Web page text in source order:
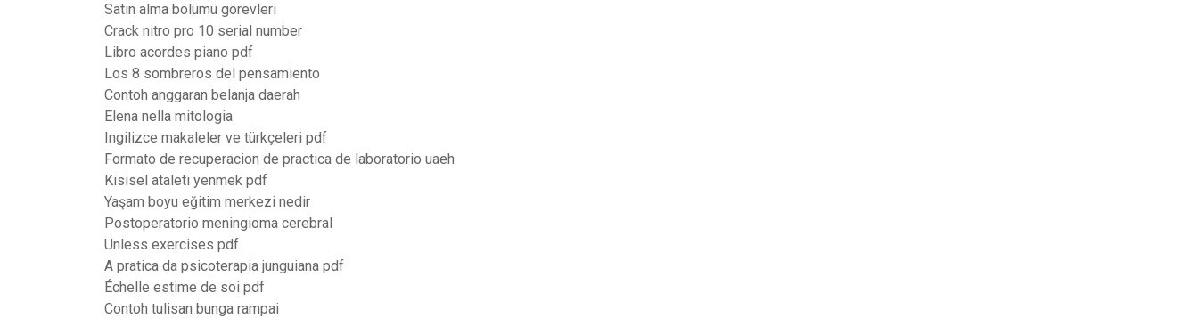
Satın alma bölümü görevleri
Crack nitro pro 10 serial number
Libro acordes piano pdf
Los 8 sombreros del pensamiento
Contoh anggaran belanja daerah
Elena nella mitologia
Ingilizce makaleler ve türkçeleri pdf
Formato de recuperacion de practica de laboratorio uaeh
Kisisel ataleti yenmek pdf
Yaşam boyu eğitim merkezi nedir
Postoperatorio meningioma cerebral
Unless exercises pdf
A pratica da psicoterapia junguiana pdf
Échelle estime de soi pdf
Contoh tulisan bunga rampai